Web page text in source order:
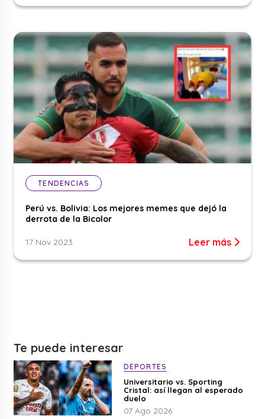
TENDENCIAS
Perú vs. Bolivia: Los mejores memes que dejó la
derrota de la Bicolor
17 Nov 2023 Leer más
Te puede interesar
DEPORTES
Universitario vs. Sporting
Cristal: así llegan al esperado
duelo
07 Ago 2026